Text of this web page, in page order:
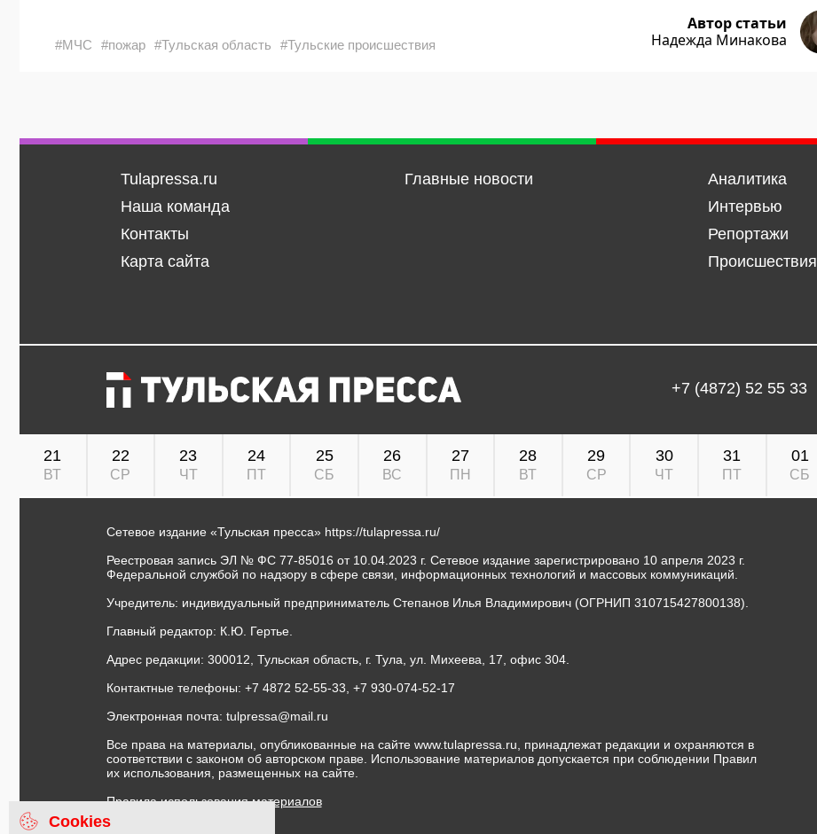
#МЧС #пожар #Тульская область #Тульские происшествия
Автор статьи
Надежда Минакова
Tulapressa.ru
Наша команда
Контакты
Карта сайта
Главные новости
Аналитика
Интервью
Репортажи
Происшествия
+7 (4872) 52 55 33
21
ВТ
22
СР
23
ЧТ
24
ПТ
25
СБ
26
ВС
27
ПН
28
ВТ
29
СР
30
ЧТ
31
ПТ
01
СБ
Сетевое издание «Тульская пресса» https://tulapressa.ru/
Реестровая запись ЭЛ № ФС 77-85016 от 10.04.2023 г. Сетевое издание зарегистрировано 10 апреля 2023 г.
Федеральной службой по надзору в сфере связи, информационных технологий и массовых коммуникаций.
Учредитель: индивидуальный предприниматель Степанов Илья Владимирович (ОГРНИП 310715427800138).
Главный редактор: К.Ю. Гертье.
Адрес редакции: 300012, Тульская область, г. Тула, ул. Михеева, 17, офис 304.
Контактные телефоны: +7 4872 52-55-33, +7 930-074-52-17
Электронная почта: tulpressa@mail.ru
Все права на материалы, опубликованные на сайте www.tulapressa.ru, принадлежат редакции и охраняются в
соответствии с законом об авторском праве. Использование материалов допускается при соблюдении Правил
их использования, размещенных на сайте.
Правила использования материалов
Договор публичной оферты
Cookies